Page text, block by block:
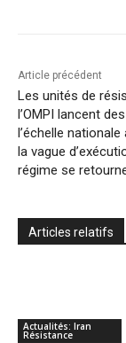
Article précédent
Les unités de
l’OMPI lancent
l’échelle nationale
la vague
régime se
Articles relatifs
Actualités: Iran
Résistance